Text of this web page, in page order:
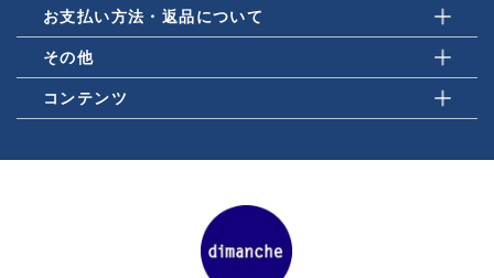
お支払い方法・返品について
その他
コンテンツ